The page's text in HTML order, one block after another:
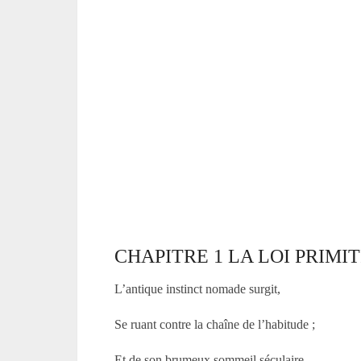
CHAPITRE 1 LA LOI
L’antique instinct nomade surgit,
Se ruant contre la chaîne de l’habitude ;